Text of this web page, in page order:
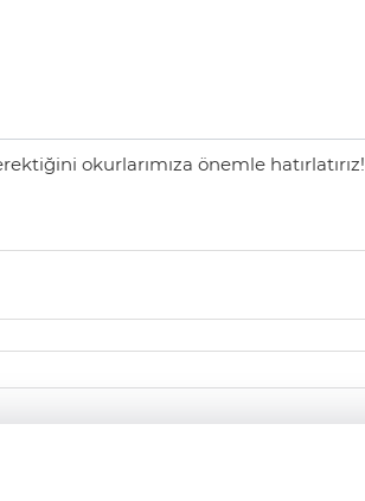
okurlarımıza önemle hatırlatırız!